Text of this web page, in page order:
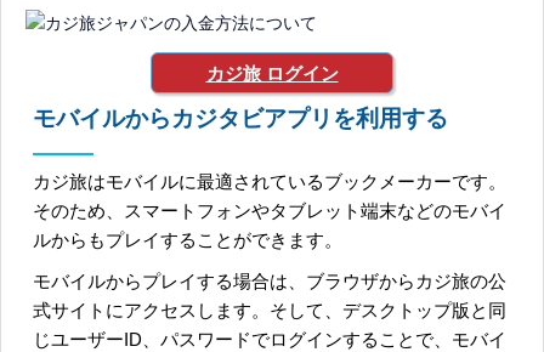
カジ旅 ログイン
モバイルからカジタビアプリを利用する
カジ旅はモバイルに最適されているブックメーカーです。
そのため、スマートフォンやタブレット端末などのモバイ
ルからもプレイすることができます。
モバイルからプレイする場合は、ブラウザからカジ旅の公
式サイトにアクセスします。そして、デスクトップ版と同
じユーザーID、パスワードでログインすることで、モバイ